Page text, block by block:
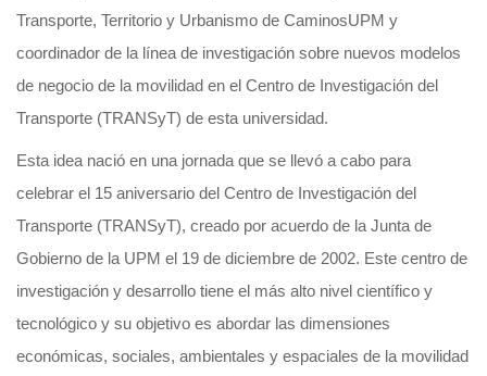
Transporte, Territorio y Urbanismo de CaminosUPM y
coordinador de la línea de investigación sobre nuevos modelos
de negocio de la movilidad en el Centro de Investigación del
Transporte (TRANSyT) de esta universidad.
Esta idea nació en una jornada que se llevó a cabo para
celebrar el 15 aniversario del Centro de Investigación del
Transporte (TRANSyT), creado por acuerdo de la Junta de
Gobierno de la UPM el 19 de diciembre de 2002. Este centro de
investigación y desarrollo tiene el más alto nivel científico y
tecnológico y su objetivo es abordar las dimensiones
económicas, sociales, ambientales y espaciales de la movilidad